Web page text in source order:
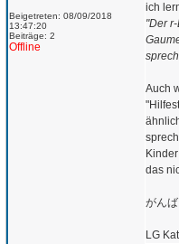
Beigetreten: 08/09/2018
13:47:20
Beiträge: 2
Offline
ich
"Der
Auch
das
がんば
LG